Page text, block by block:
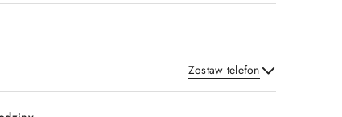
Zostaw telefon
Wyślij